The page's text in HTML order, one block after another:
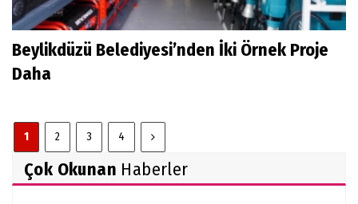
Beylikdüzü Belediyesi’nden İki Örnek Proje
Daha
1 2 3 4
Çok Okunan Haberler